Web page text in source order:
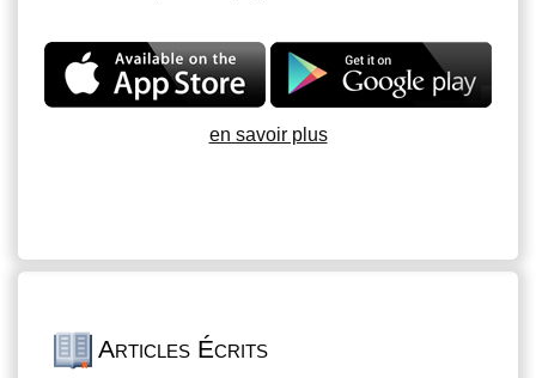
en savoir plus
Articles Écrits